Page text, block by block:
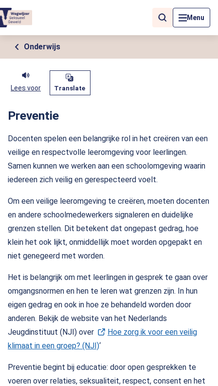
Menu
Als de resultaten voor automatisch aanvullen beschikbaar zijn,
Onderwijs
Lees voor Translate
Preventie
Docenten spelen een belangrijke rol in het creëren van een
veilige en respectvolle leeromgeving voor leerlingen.
Samen kunnen we werken aan een schoolomgeving waarin
iedereen zich veilig en gerespecteerd voelt.
Om een veilige leeromgeving te creëren, moeten docenten
en andere schoolmedewerkers signaleren en duidelijke
grenzen stellen. Dit betekent dat ongepast gedrag, hoe
klein het ook lijkt, onmiddellijk moet worden opgepakt en
niet genegeerd met worden.
Het is belangrijk om met leerlingen in gesprek te gaan over
omgangsnormen en hen te leren wat grenzen zijn. In hun
eigen gedrag en ook in hoe ze behandeld worden door
anderen. Bekijk de website van het Nederlands
Jeugdinstituut (NJI) over
Hoe zorg ik voor een veilig
klimaat in een groep? (NJI)(Opent in een nieuw tabblad)
‘
Preventie begint bij educatie: door open gesprekken te
voeren over relaties, seksualiteit, respect, consent en het